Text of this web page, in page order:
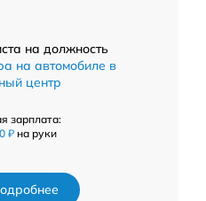
на должность
на автомобиле в
центр
зарплата:
₽ на руки